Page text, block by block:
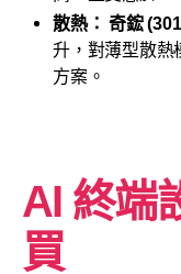
散熱： 奇鋐
升，對薄型散熱
方案。
AI 終端
買